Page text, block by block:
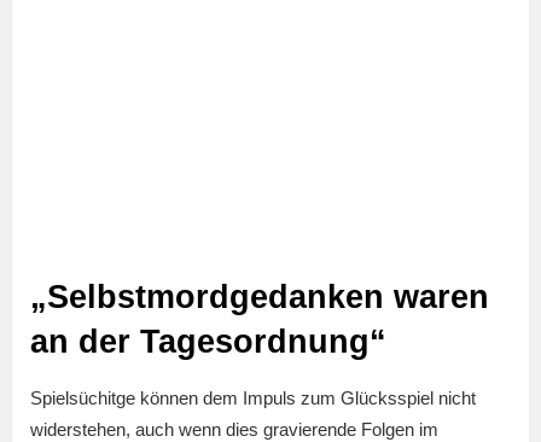
„Selbstmordgedanken waren
an der Tagesordnung“
Spielsüchitge können dem Impuls zum Glücksspiel nicht
widerstehen, auch wenn dies gravierende Folgen im